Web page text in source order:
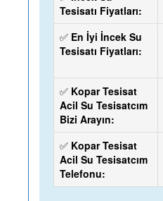
Tesisatı Fiyatları:
✅ En İyi İncek Su
Tesisatı Fiyatları:
✅ Kopar Tesisat
Acil Su Tesisatcım
Bizi Arayın:
✅ Kopar Tesisat
Acil Su Tesisatcım
Telefonu: